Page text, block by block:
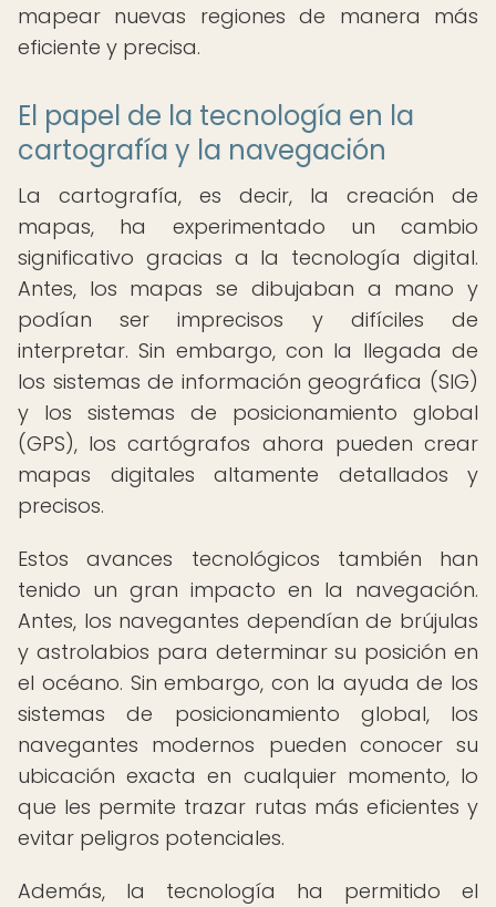
mapear nuevas regiones de manera más
eficiente y precisa.
El papel de la tecnología en la
cartografía y la navegación
La cartografía, es decir, la creación de
mapas, ha experimentado un cambio
significativo gracias a la tecnología digital.
Antes, los mapas se dibujaban a mano y
podían ser imprecisos y difíciles de
interpretar. Sin embargo, con la llegada de
los sistemas de información geográfica (SIG)
y los sistemas de posicionamiento global
(GPS), los cartógrafos ahora pueden crear
mapas digitales altamente detallados y
precisos.
Estos avances tecnológicos también han
tenido un gran impacto en la navegación.
Antes, los navegantes dependían de brújulas
y astrolabios para determinar su posición en
el océano. Sin embargo, con la ayuda de los
sistemas de posicionamiento global, los
navegantes modernos pueden conocer su
ubicación exacta en cualquier momento, lo
que les permite trazar rutas más eficientes y
evitar peligros potenciales.
Además, la tecnología ha permitido el